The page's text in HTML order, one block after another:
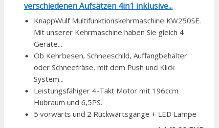
verschiedenen Aufsätzen 4in1 inklusive...
KnappWulf Multifunktionskehrmaschine KW250SE.
Mit unserer Kehrmaschine haben Sie gleich 4
Geräte...
Ob Kehrbesen, Schneeschild, Auffangbehälter
oder Schneefräse, mit dem Push und Klick
System...
Leistungsfähiger 4-Takt Motor mit 196ccm
Hubraum und 6,5PS.
5 vorwärts und 2 Rückwärtsgänge + LED Lampe